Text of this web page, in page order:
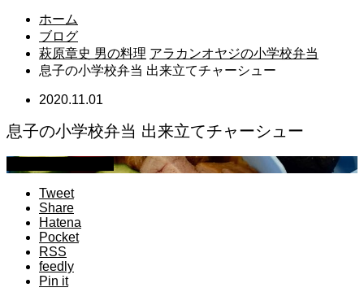
ホーム
ブログ
萩原章史 男の料理 アラカンオヤジの小学校弁当
息子の小学校弁当 出来立てチャーシュー
2020.11.01
息子の小学校弁当 出来立てチャーシュー
Tweet
Share
Hatena
Pocket
RSS
feedly
Pin it